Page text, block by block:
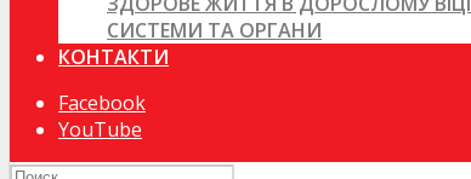
СИСТЕМИ ТА ОРГАНИ
КОНТАКТИ
Facebook
YouTube